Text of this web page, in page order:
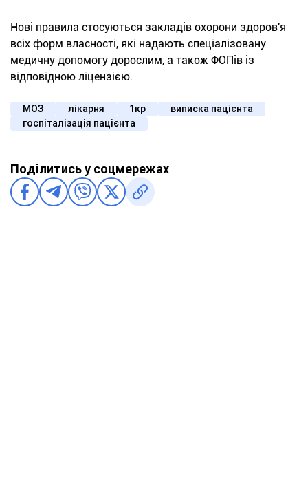
Нові правила стосуються закладів охорони здоров'я
всіх форм власності, які надають спеціалізовану
медичну допомогу дорослим, а також ФОПів із
відповідною ліцензією.
МОЗ лікарня 1кр
виписка пацієнта
госпіталізація пацієнта
Поділитись у соцмережах